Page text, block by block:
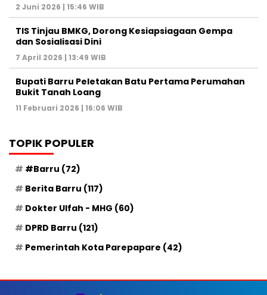
2 Juni 2026 | 15:46 WIB
TIS Tinjau BMKG, Dorong Kesiapsiagaan Gempa
dan Sosialisasi Dini
7 April 2026 | 13:49 WIB
Bupati Barru Peletakan Batu Pertama Perumahan
Bukit Tanah Loang
11 Februari 2026 | 16:06 WIB
TOPIK POPULER
#Barru (72)
Berita Barru (117)
Dokter Ulfah - MHG (60)
DPRD Barru (121)
Pemerintah Kota Parepapare (42)